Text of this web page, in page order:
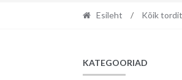
Esileht / Kõik
KATEGOORIAD